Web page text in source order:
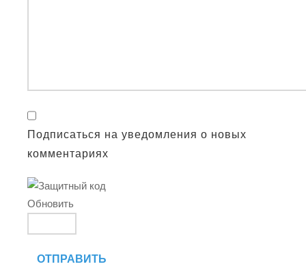
Подписаться на уведомления о новых
комментариях
Обновить
ОТПРАВИТЬ